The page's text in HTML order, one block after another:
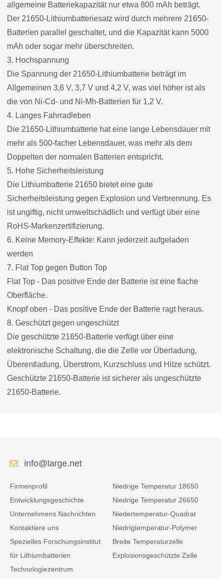
allgemeine Batteriekapazität nur etwa 800 mAh beträgt.
Der 21650-Lithiumbatteriesatz wird durch mehrere 21650-
Batterien parallel geschaltet, und die Kapazität kann 5000
mAh oder sogar mehr überschreiten.
3. Hochspannung
Die Spannung der 21650-Lithiumbatterie beträgt im
Allgemeinen 3,6 V, 3,7 V und 4,2 V, was viel höher ist als
die von Ni-Cd- und Ni-Mh-Batterien für 1,2 V.
4. Langes Fahrradleben
Die 21650-Lithiumbatterie hat eine lange Lebensdauer mit
mehr als 500-facher Lebensdauer, was mehr als dem
Doppelten der normalen Batterien entspricht.
5. Hohe Sicherheitsleistung
Die Lithiumbatterie 21650 bietet eine gute
Sicherheitsleistung gegen Explosion und Verbrennung. Es
ist ungiftig, nicht umweltschädlich und verfügt über eine
RoHS-Markenzertifizierung.
6. Keine Memory-Effekte: Kann jederzeit aufgeladen
werden
7. Flat Top gegen Button Top
Flat Top - Das positive Ende der Batterie ist eine flache
Oberfläche.
Knopf oben - Das positive Ende der Batterie ragt heraus.
8. Geschützt gegen ungeschützt
Die geschützte 21650-Batterie verfügt über eine
elektronische Schaltung, die die Zelle vor Überladung,
Überentladung, Überstrom, Kurzschluss und Hitze schützt.
Geschützte 21650-Batterie ist sicherer als ungeschützte
21650-Batterie.
info@large.net
Firmenprofil
Entwicklungsgeschichte
Unternehmens Nachrichten
Kontaktiere uns
Spezielles Forschungsinstitut
für Lithiumbatterien
Technologiezentrum
Niedrige Temperatur 18650
Niedrige Temperatur 26650
Niedertemperatur-Quadrat
Niedrigtemperatur-Polymer
Breite Temperaturzelle
Explosionsgeschützte Zelle